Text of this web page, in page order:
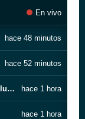
En vivo
hace 48 minutos
hace 52 minutos
Emision en Directo Loca Urban Sanlucar hace 1 hora
hace 1 hora